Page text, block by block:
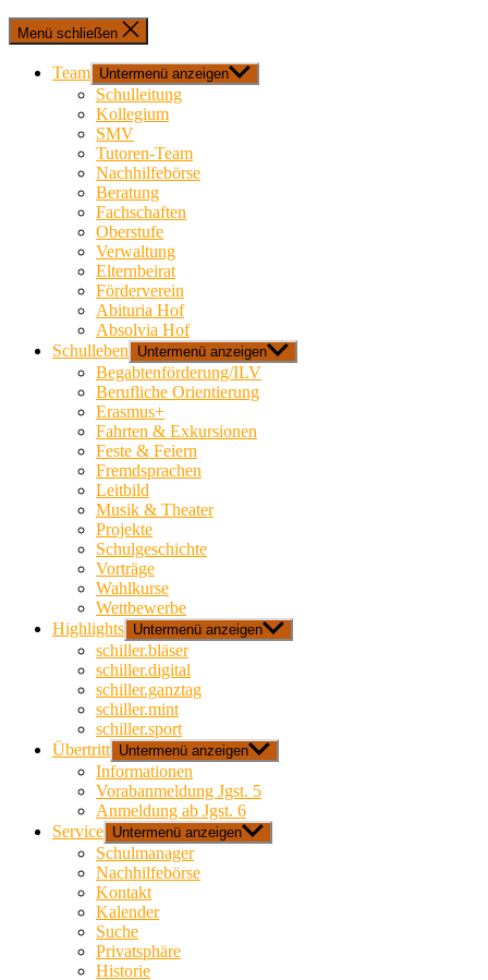
Menü schließen
Team Untermenü anzeigen
Schulleitung
Kollegium
SMV
Tutoren-Team
Nachhilfebörse
Beratung
Fachschaften
Oberstufe
Verwaltung
Elternbeirat
Förderverein
Abituria Hof
Absolvia Hof
Schulleben
Untermenü anzeigen
Begabtenförderung/ILV
Berufliche Orientierung
Erasmus+
Fahrten & Exkursionen
Feste & Feiern
Fremdsprachen
Leitbild
Musik & Theater
Projekte
Schulgeschichte
Vorträge
Wahlkurse
Wettbewerbe
Highlights Untermenü anzeigen
schiller.bläser
schiller.digital
schiller.ganztag
schiller.mint
schiller.sport
Übertritt Untermenü anzeigen
Informationen
Vorabanmeldung Jgst. 5
Anmeldung ab Jgst. 6
Service Untermenü anzeigen
Schulmanager
Nachhilfebörse
Kontakt
Kalender
Suche
Privatsphäre
Historie